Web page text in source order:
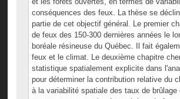
conséquences des feux. La thèse se
partie de cet objectif général. Le premier
de feux des 150-300 dernières années le
boréale résineuse du Québec. Il fait
feux et le climat. Le deuxième chapitre
statistique spatialement explicite dans
pour déterminer la contribution relative du
à la variabilité spatiale des taux de